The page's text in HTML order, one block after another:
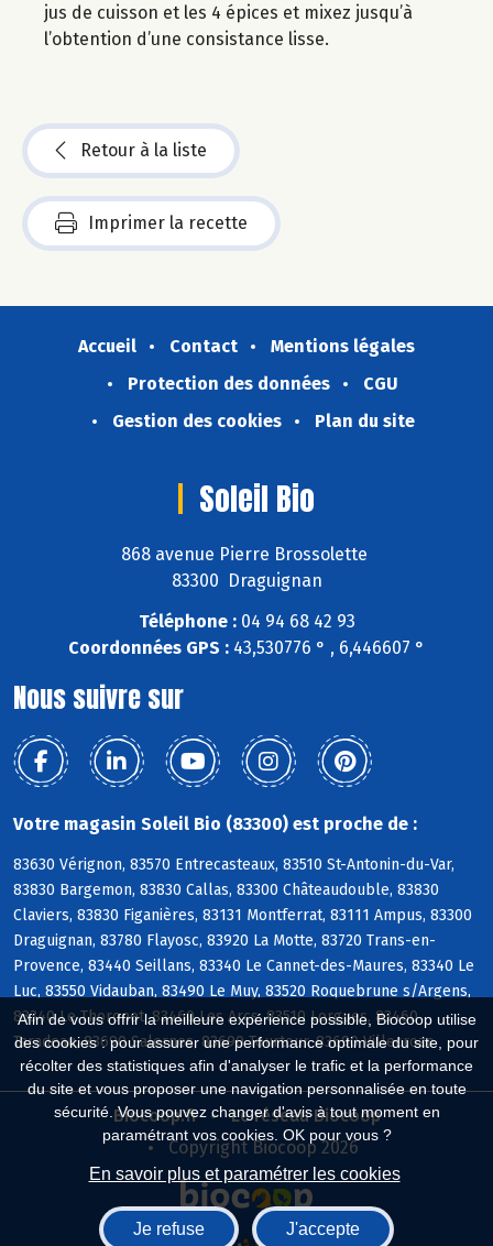
Afin de vous offrir la meilleure expérience possible, Biocoop utilise
des cookies : pour assurer une performance optimale du site, pour
récolter des statistiques afin d'analyser le trafic et la performance
du site et vous proposer une navigation personnalisée en toute
sécurité. Vous pouvez changer d'avis à tout moment en
paramétrant vos cookies. OK pour vous ?
En savoir plus et paramétrer les cookies
Je refuse J'accepte
jus de cuisson et les 4 épices et mixez jusqu’à
l’obtention d’une consistance lisse.
Retour à la liste
Imprimer la recette
Accueil Contact
Mentions légales
Protection des données
CGU
Gestion des cookies
Plan du site
Soleil Bio
868 avenue Pierre Brossolette
83300 Draguignan
Téléphone :04 94 68 42 93
Coordonnées GPS : 43,530776 ° , 6,446607 °
Nous suivre sur
Votre magasin Soleil Bio (83300) est proche de :
83630 Vérignon, 83570 Entrecasteaux, 83510 St-Antonin-du-Var,
83830 Bargemon, 83830 Callas, 83300 Châteaudouble, 83830
Claviers, 83830 Figanières, 83131 Montferrat, 83111 Ampus, 83300
Draguignan, 83780 Flayosc, 83920 La Motte, 83720 Trans-en-
Provence, 83440 Seillans, 83340 Le Cannet-des-Maures, 83340 Le
Luc, 83550 Vidauban, 83490 Le Muy, 83520 Roquebrune s/Argens,
83340 Le Thoronet, 83460 Les Arcs, 83510 Lorgues, 83460
Taradeau, 83690 Salernes, 83690 Tourtour, 83690 Villecroze
Biocoop.fr
Le réseau Biocoop
Copyright Biocoop 2026